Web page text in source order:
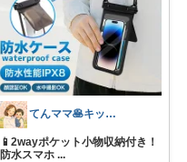
てんママ🥞キッチン雑貨と育児グッズ
📱2wayポケット小物収納付き！
防水スマホ ...